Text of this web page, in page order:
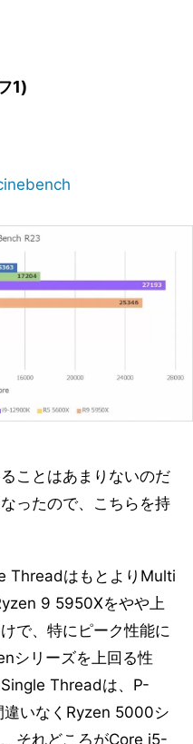
1)
ことはあまりないのだ
ったので、こちらを持
ThreadはもとよりMulti
9 5950Xをやや上
で、特にピーク性能に
シリーズを上回る性
Threadは、P-
違いなくRyzen 5000シ
それどころがCore i5-